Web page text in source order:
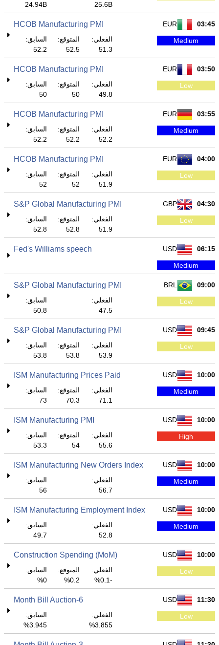
25.6B
24.94B
03:45
EUR
HCOB Manufacturing PMI
Medium
الفعلي:
51.3
المتوقع:
52.5
السابق:
52.2
03:50
EUR
HCOB Manufacturing PMI
Low
الفعلي:
49.8
المتوقع:
50
السابق:
50
03:55
EUR
HCOB Manufacturing PMI
Medium
الفعلي:
52.2
المتوقع:
52.2
السابق:
52.2
04:00
EUR
HCOB Manufacturing PMI
Low
الفعلي:
51.9
المتوقع:
52
السابق:
52
04:30
GBP
S&P Global Manufacturing PMI
Low
الفعلي:
51.9
المتوقع:
52.8
السابق:
52.8
06:15
USD
Fed's Williams speech
Medium
09:00
BRL
S&P Global Manufacturing PMI
Low
الفعلي:
47.5
السابق:
50.8
09:45
USD
S&P Global Manufacturing PMI
Low
الفعلي:
53.9
المتوقع:
53.8
السابق:
53.8
10:00
USD
ISM Manufacturing Prices Paid
Medium
الفعلي:
71.1
المتوقع:
70.3
السابق:
73
10:00
USD
ISM Manufacturing PMI
High
الفعلي:
55.6
المتوقع:
54
السابق:
53.3
10:00
USD
ISM Manufacturing New Orders Index
Medium
الفعلي:
56.7
السابق:
56
10:00
USD
ISM Manufacturing Employment Index
Medium
الفعلي:
52.8
السابق:
49.7
10:00
USD
Construction Spending (MoM)
Low
الفعلي:
-0.1%
المتوقع:
0.2%
السابق:
0%
11:30
USD
6-Month Bill Auction
Low
الفعلي:
3.855%
السابق:
3.945%